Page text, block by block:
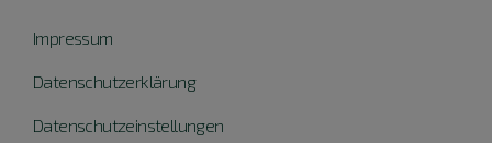
Impressum
Datenschutzerklärung
Datenschutzeinstellungen